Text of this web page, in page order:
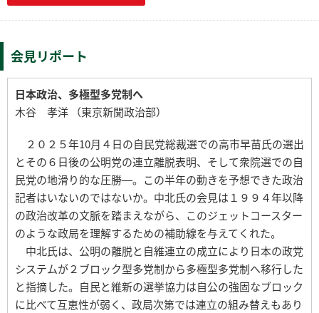
会見リポート
日本政治、多極型多党制へ
木谷 孝洋 （東京新聞政治部）
２０２５年10月４日の自民党総裁選での高市早苗氏の選出
とその６日後の公明党の連立離脱表明、そして衆院選での自
民党の地滑り的な圧勝―。この半年の動きを予想できた政治
記者はいないのではないか。中北氏の会見は１９９４年以降
の政治改革の文脈を踏まえながら、このジェットコースター
のような政局を理解するための補助線を与えてくれた。
中北氏は、公明の離脱と自維連立の成立により日本の政党
システムが２ブロック型多党制から多極型多党制へ移行した
と指摘した。自民と維新の選挙協力は自公の強固なブロック
に比べて互恵性が弱く、政局次第では連立の組み替えもあり